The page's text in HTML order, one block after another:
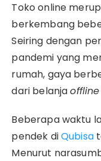
Toko online
berkembang
Seiring dengan
pandemi yang
rumah, gaya
dari belanjaoffline
Beberapa waktu
pendek diQubisa
Menurut